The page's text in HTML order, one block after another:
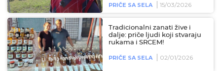
PRIČE SA SELA 15/03/2026
Tradicionalni zanati žive i
dalje: priče ljudi koji stvaraju
rukama i SRCEM!
PRIČE SA SELA 02/01/2026